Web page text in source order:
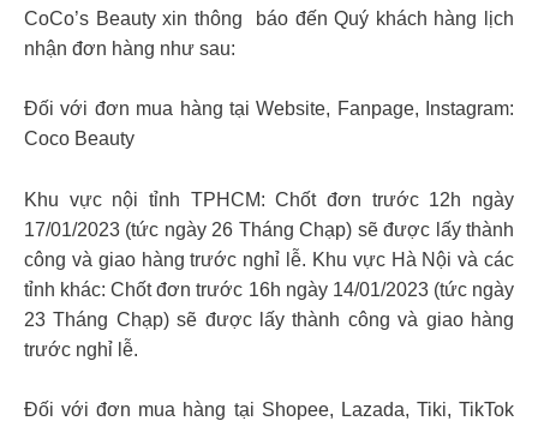
CoCo’s Beauty xin thông báo đến Quý khách hàng lịch
nhận đơn hàng như sau:
Đối với đơn mua hàng tại Website, Fanpage, Instagram:
Coco Beauty
Khu vực nội tỉnh TPHCM: Chốt đơn trước 12h ngày
17/01/2023 (tức ngày 26 Tháng Chạp) sẽ được lấy thành
công và giao hàng trước nghỉ lễ. Khu vực Hà Nội và các
tỉnh khác: Chốt đơn trước 16h ngày 14/01/2023 (tức ngày
23 Tháng Chạp) sẽ được lấy thành công và giao hàng
trước nghỉ lễ.
Đối với đơn mua hàng tại Shopee, Lazada, Tiki, TikTok